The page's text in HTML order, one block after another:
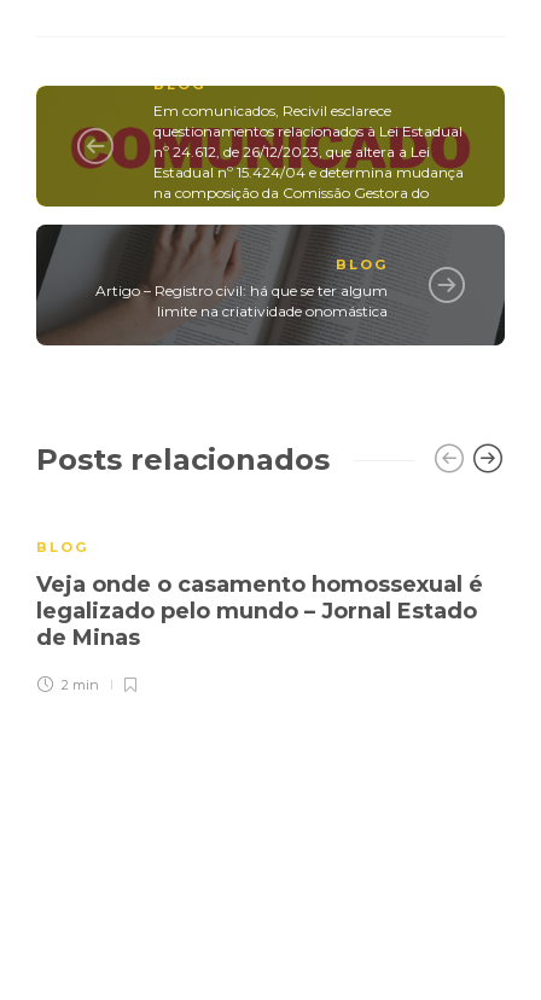
BLOG
Em comunicados, Recivil esclarece
questionamentos relacionados à Lei Estadual
nº 24.612, de 26/12/2023, que altera a Lei
Estadual nº 15.424/04 e determina mudança
na composição da Comissão Gestora do
RECOMPE-MG
BLOG
Artigo – Registro civil: há que se ter algum
limite na criatividade onomástica
Posts relacionados
BLOG
Veja onde o casamento homossexual é
legalizado pelo mundo – Jornal Estado
de Minas
2 min